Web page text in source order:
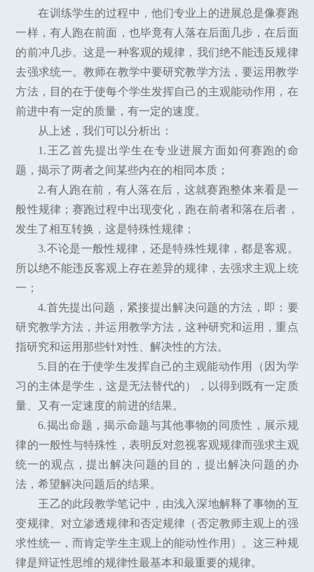
在训练学生的过程中，他们专业上的进展总是像赛跑
一样，有人跑在前面，也毕竟有人落在后面几步，在后面
的前冲几步。这是一种客观的规律，我们绝不能违反规律
去强求统一。教师在教学中要研究教学方法，要运用教学
方法，目的在于使每个学生发挥自己的主观能动作用，在
前进中有一定的质量，有一定的速度。
从上述，我们可以分析出：
1.王乙首先提出学生在专业进展方面如何赛跑的命
题，揭示了两者之间某些内在的相同本质；
2.有人跑在前，有人落在后，这就赛跑整体来看是一
般性规律；赛跑过程中出现变化，跑在前者和落在后者，
发生了相互转换，这是特殊性规律；
3.不论是一般性规律，还是特殊性规律，都是客观。
所以绝不能违反客观上存在差异的规律，去强求主观上统
一；
4.首先提出问题，紧接提出解决问题的方法，即：要
研究教学方法，并运用教学方法，这种研究和运用，重点
指研究和运用那些针对性、解决性的方法。
5.目的在于使学生发挥自己的主观能动作用（因为学
习的主体是学生，这是无法替代的），以得到既有一定质
量、又有一定速度的前进的结果。
6.揭出命题，揭示命题与其他事物的同质性，展示规
律的一般性与特殊性，表明反对忽视客观规律而强求主观
统一的观点，提出解决问题的目的，提出解决问题的办
法，希望解决问题后的结果。
王乙的此段教学笔记中，由浅入深地解释了事物的互
变规律、对立渗透规律和否定规律（否定教师主观上的强
求性统一，而肯定学生主观上的能动性作用）。这三种规
律是辩证性思维的规律性最基本和最重要的规律。